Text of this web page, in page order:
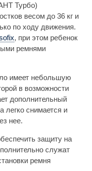
Турбо)
весом до 36 кг и
по ходу движения.
, при этом ребенок
ремнями
имеет небольшую
в возможности
дополнительный
легко снимается и
нее.
защиту на
служат
ремня